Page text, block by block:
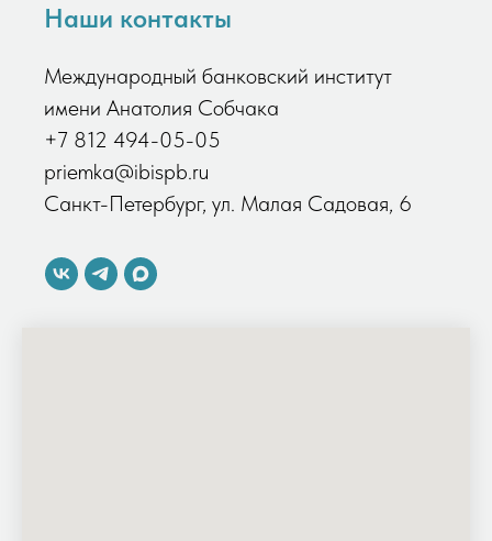
Наши контакты
Международный банковский институт
имени Анатолия Собчака
+7 812 494-05-05
priemka@ibispb.ru
Санкт-Петербург, ул. Малая Садовая, 6